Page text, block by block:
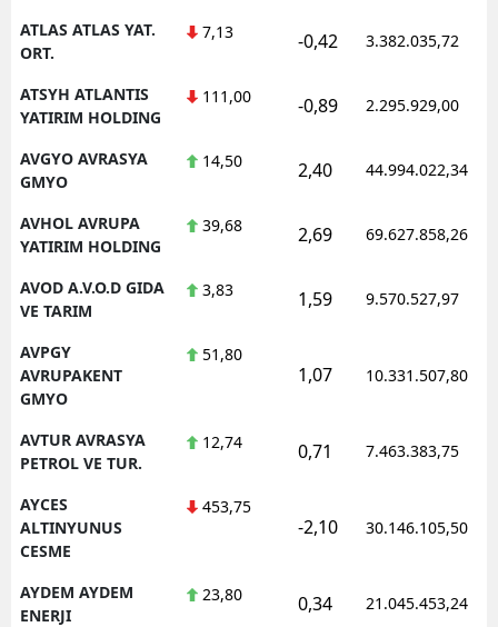
ATLAS ATLAS YAT.
ORT.
7,13 -0,42 3.382.035,72
ATSYH ATLANTIS
YATIRIM HOLDING
111,00 -0,89 2.295.929,00
AVGYO AVRASYA
GMYO
14,50 2,40 44.994.022,34
AVHOL AVRUPA
YATIRIM HOLDING
39,68 2,69 69.627.858,26
AVOD A.V.O.D GIDA
VE TARIM
3,83 1,59 9.570.527,97
AVPGY
AVRUPAKENT
GMYO
51,80
1,07 10.331.507,80
AVTUR AVRASYA
PETROL VE TUR.
12,74 0,71 7.463.383,75
AYCES
ALTINYUNUS
CESME
453,75
-2,10 30.146.105,50
AYDEM AYDEM
ENERJI
23,80 0,34 21.045.453,24